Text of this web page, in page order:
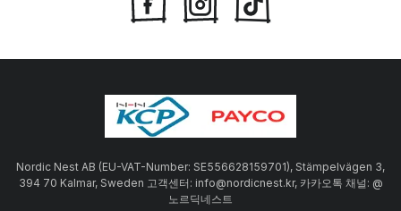
Nordic Nest AB (EU-VAT-Number: SE556628159701), Stämpelvägen 3,
394 70 Kalmar, Sweden 고객센터: info@nordicnest.kr, 카카오톡 채널: @
노르딕네스트